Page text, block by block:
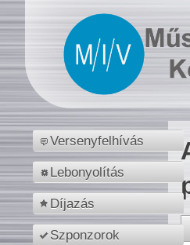
Versenyfelhívás
Lebonyolítás
Díjazás
Szponzorok